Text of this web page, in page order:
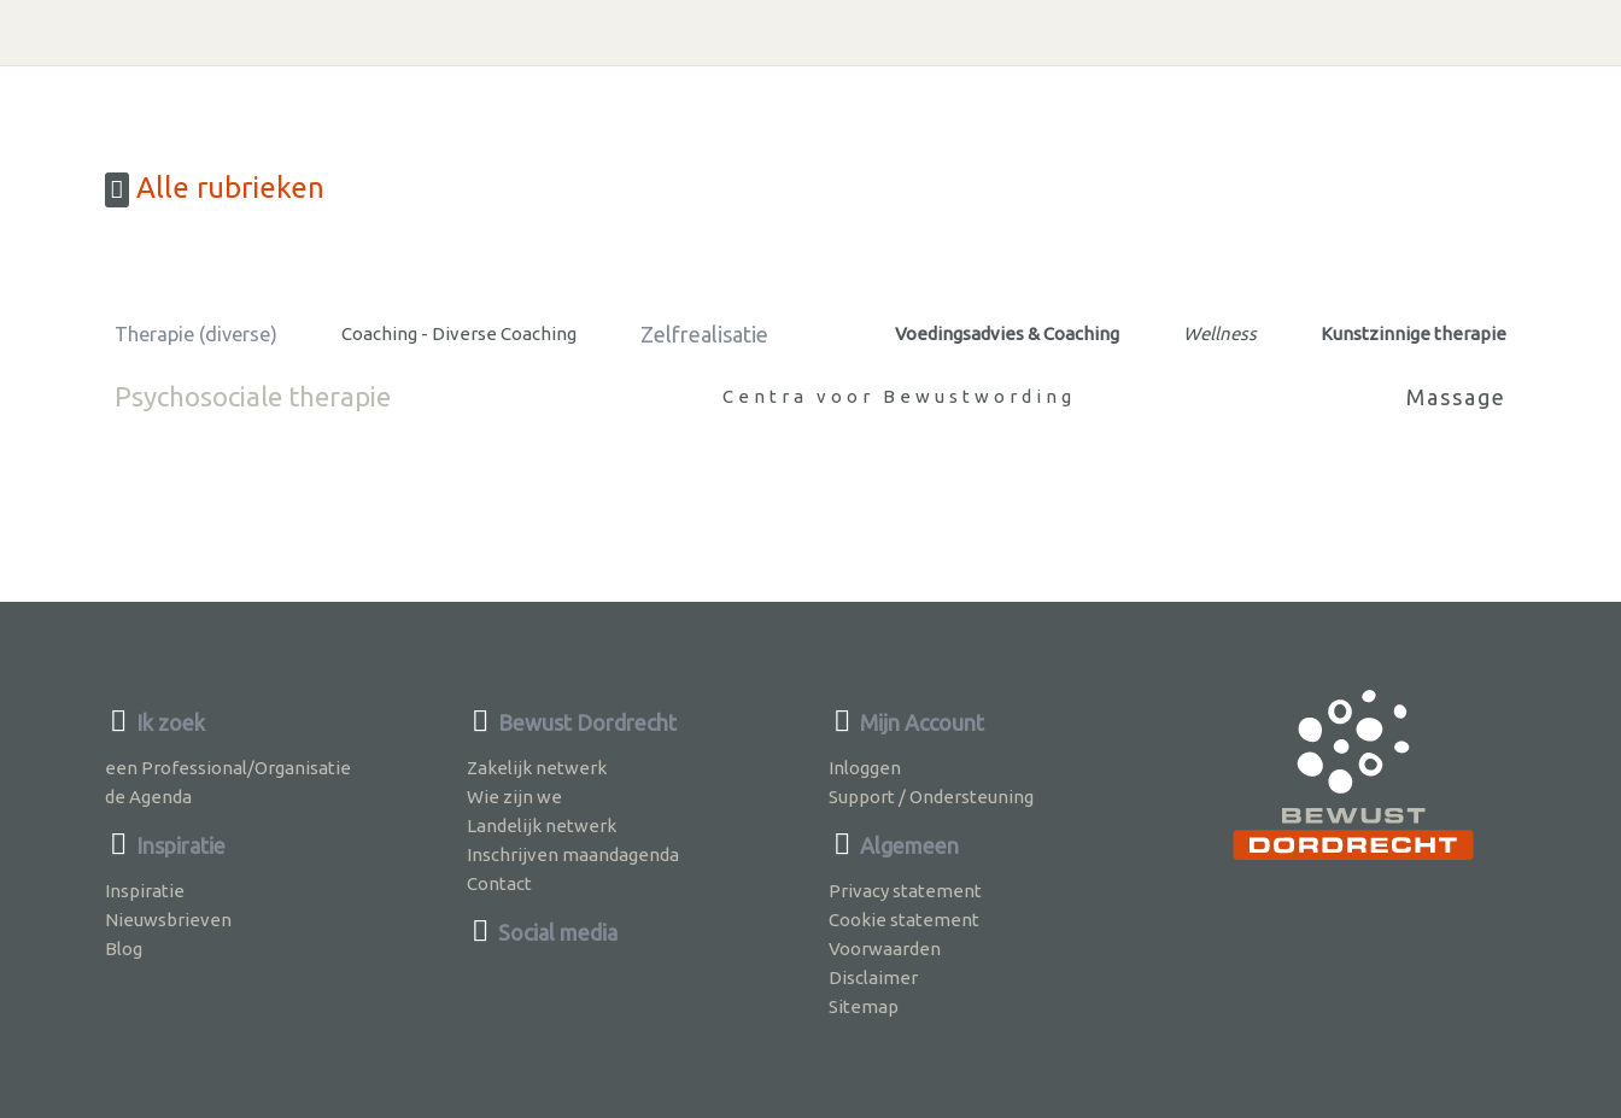
Alle rubrieken
Therapie (diverse) Coaching - Diverse Coaching Zelfrealisatie Voedingsadvies & Coaching Wellness Kunstzinnige therapie
Psychosociale therapie Centra voor Bewustwording Massage
Ik zoek
een Professional/Organisatie
de Agenda
Inspiratie
Inspiratie
Nieuwsbrieven
Blog
Bewust Dordrecht
Zakelijk netwerk
Wie zijn we
Landelijk netwerk
Inschrijven maandagenda
Contact
Social media
Mijn Account
Inloggen
Support / Ondersteuning
Algemeen
Privacy statement
Cookie statement
Voorwaarden
Disclaimer
Sitemap